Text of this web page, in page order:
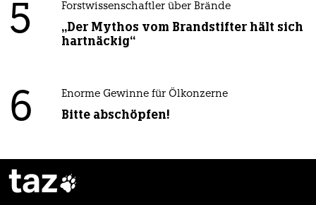
5 Forstwissenschaftler über Brände
„Der Mythos vom Brandstifter hält sich
hartnäckig“
6 Enorme Gewinne für Ölkonzerne
Bitte abschöpfen!
taz